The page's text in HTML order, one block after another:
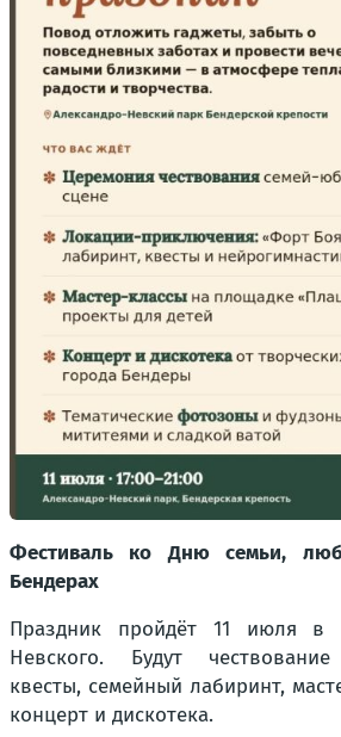
Фестиваль ко Дню семьи,
Бендерах
Праздник пройдёт 11 июля в
Невского. Будут
квесты, семейный лабиринт,
концерт и дискотека.